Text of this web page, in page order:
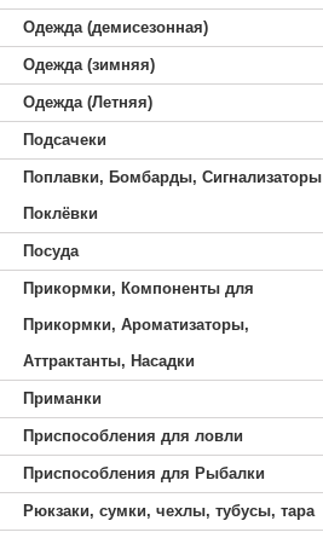
Одежда (демисезонная)
Одежда (зимняя)
Одежда (Летняя)
Подсачеки
Поплавки, Бомбарды, Сигнализаторы
Поклёвки
Посуда
Прикормки, Компоненты для
Прикормки, Ароматизаторы,
Аттрактанты, Насадки
Приманки
Приспособления для ловли
Приспособления для Рыбалки
Рюкзаки, сумки, чехлы, тубусы, тара